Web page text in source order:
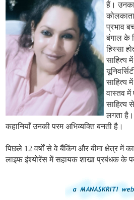
हैं।
प्रभाव
बंगाल के
हिस्सा
साहित्य
साहित्य
वास्तव में
साहित्य
लगता है।
कहानियाँ उनकी परम अभिव्यक्ति बनती है।
पिछले 12 वर्षों से वे बैंकिंग और बीमा क्षेत्र में
लाइफ इंश्योरेंस में सहायक शाखा प्रबंधक के